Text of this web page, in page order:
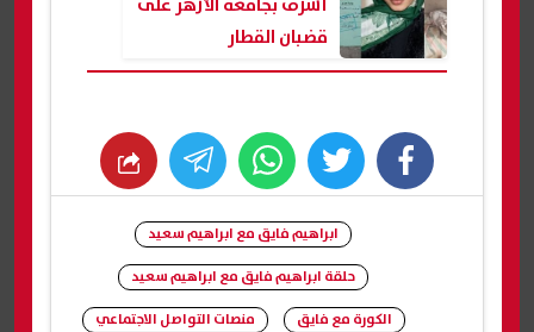
قضبان القطار
facebook
twitter
whats
ابراهيم فايق مع ابراهيم سعيد
حلقة ابراهيم فايق مع ابراهيم سعيد
الكورة مع فايق
منصات التواصل الاجتماعي